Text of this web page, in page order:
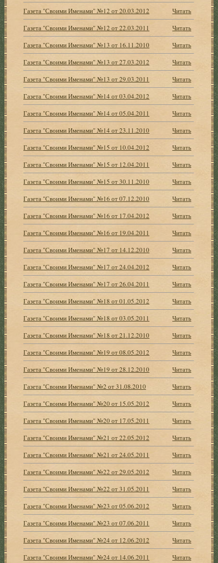
Газета "Своими Именами" №12 от 20.03.2012
Читать
Газета "Своими Именами" №12 от 22.03.2011
Читать
Газета "Своими Именами" №13 от 16.11.2010
Читать
Газета "Своими Именами" №13 от 27.03.2012
Читать
Газета "Своими Именами" №13 от 29.03.2011
Читать
Газета "Своими Именами" №14 от 03.04.2012
Читать
Газета "Своими Именами" №14 от 05.04.2011
Читать
Газета "Своими Именами" №14 от 23.11.2010
Читать
Газета "Своими Именами" №15 от 10.04.2012
Читать
Газета "Своими Именами" №15 от 12.04.2011
Читать
Газета "Своими Именами" №15 от 30.11.2010
Читать
Газета "Своими Именами" №16 от 07.12.2010
Читать
Газета "Своими Именами" №16 от 17.04.2012
Читать
Газета "Своими Именами" №16 от 19.04.2011
Читать
Газета "Своими Именами" №17 от 14.12.2010
Читать
Газета "Своими Именами" №17 от 24.04.2012
Читать
Газета "Своими Именами" №17 от 26.04.2011
Читать
Газета "Своими Именами" №18 от 01.05.2012
Читать
Газета "Своими Именами" №18 от 03.05.2011
Читать
Газета "Своими Именами" №18 от 21.12.2010
Читать
Газета "Своими Именами" №19 от 08.05.2012
Читать
Газета "Своими Именами" №19 от 28.12.2010
Читать
Газета "Своими Именами" №2 от 31.08.2010
Читать
Газета "Своими Именами" №20 от 15.05.2012
Читать
Газета "Своими Именами" №20 от 17.05.2011
Читать
Газета "Своими Именами" №21 от 22.05.2012
Читать
Газета "Своими Именами" №21 от 24.05.2011
Читать
Газета "Своими Именами" №22 от 29.05.2012
Читать
Газета "Своими Именами" №22 от 31.05.2011
Читать
Газета "Своими Именами" №23 от 05.06.2012
Читать
Газета "Своими Именами" №23 от 07.06.2011
Читать
Газета "Своими Именами" №24 от 12.06.2012
Читать
Газета "Своими Именами" №24 от 14.06.2011
Читать